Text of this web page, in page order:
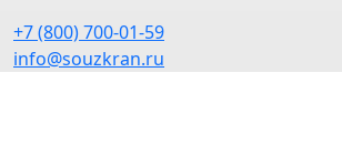
+7 (800) 700-01-59
info@souzkran.ru